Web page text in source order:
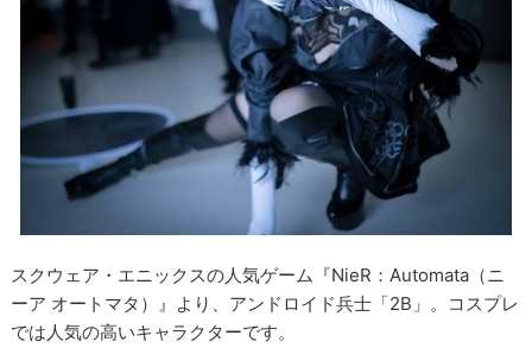
スクウェア・エニックスの人気ゲーム『NieR：Automata（ニ
ーア オートマタ）』より、アンドロイド兵士「2B」。コスプレ
では人気の高いキャラクターです。